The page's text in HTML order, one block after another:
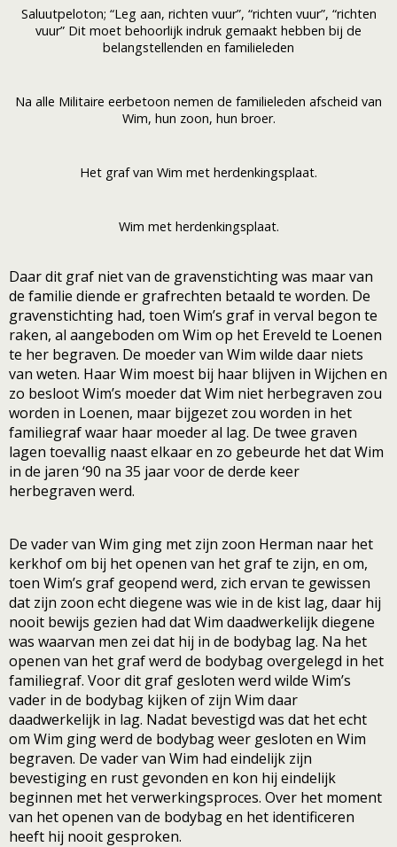
Saluutpeloton; “Leg aan, richten vuur”, “richten vuur”, “richten
vuur” Dit moet behoorlijk indruk gemaakt hebben bij de
belangstellenden en familieleden
Na alle Militaire eerbetoon nemen de familieleden afscheid van
Wim, hun zoon, hun broer.
Het graf van Wim met herdenkingsplaat.
Wim met herdenkingsplaat.
Daar dit graf niet van de gravenstichting was maar van
de familie diende er grafrechten betaald te worden. De
gravenstichting had, toen Wim’s graf in verval begon te
raken, al aangeboden om Wim op het Ereveld te Loenen
te her begraven. De moeder van Wim wilde daar niets
van weten. Haar Wim moest bij haar blijven in Wijchen en
zo besloot Wim’s moeder dat Wim niet herbegraven zou
worden in Loenen, maar bijgezet zou worden in het
familiegraf waar haar moeder al lag. De twee graven
lagen toevallig naast elkaar en zo gebeurde het dat Wim
in de jaren ‘90 na 35 jaar voor de derde keer
herbegraven werd.
De vader van Wim ging met zijn zoon Herman naar het
kerkhof om bij het openen van het graf te zijn, en om,
toen Wim’s graf geopend werd, zich ervan te gewissen
dat zijn zoon echt diegene was wie in de kist lag, daar hij
nooit bewijs gezien had dat Wim daadwerkelijk diegene
was waarvan men zei dat hij in de bodybag lag. Na het
openen van het graf werd de bodybag overgelegd in het
familiegraf. Voor dit graf gesloten werd wilde Wim’s
vader in de bodybag kijken of zijn Wim daar
daadwerkelijk in lag. Nadat bevestigd was dat het echt
om Wim ging werd de bodybag weer gesloten en Wim
begraven. De vader van Wim had eindelijk zijn
bevestiging en rust gevonden en kon hij eindelijk
beginnen met het verwerkingsproces. Over het moment
van het openen van de bodybag en het identificeren
heeft hij nooit gesproken.